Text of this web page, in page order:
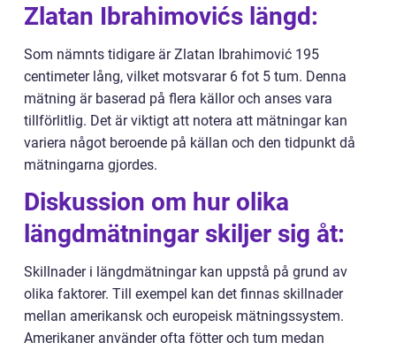
Zlatan Ibrahimovićs längd:
Som nämnts tidigare är Zlatan Ibrahimović 195
centimeter lång, vilket motsvarar 6 fot 5 tum. Denna
mätning är baserad på flera källor och anses vara
tillförlitlig. Det är viktigt att notera att mätningar kan
variera något beroende på källan och den tidpunkt då
mätningarna gjordes.
Diskussion om hur olika
längdmätningar skiljer sig åt:
Skillnader i längdmätningar kan uppstå på grund av
olika faktorer. Till exempel kan det finnas skillnader
mellan amerikansk och europeisk mätningssystem.
Amerikaner använder ofta fötter och tum medan